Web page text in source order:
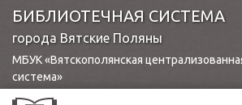
БИБЛИОТЕЧНАЯ СИСТЕМА
города Вятские Поляны
МБУК «Вятскополянская
система»